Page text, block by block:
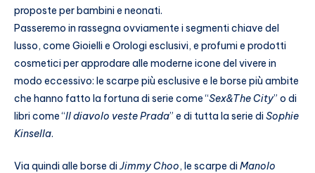
proposte per bambini e neonati.
Passeremo in rassegna ovviamente i segmenti chiave del
lusso, come Gioielli e Orologi esclusivi, e profumi e prodotti
cosmetici per approdare alle moderne icone del vivere in
modo eccessivo: le scarpe più esclusive e le borse più ambite
che hanno fatto la fortuna di serie come “Sex&The City” o di
libri come “Il diavolo veste Prada” e di tutta la serie diSophie
Kinsella.
Via quindi alle borse diJimmy Choo, le scarpe diManolo